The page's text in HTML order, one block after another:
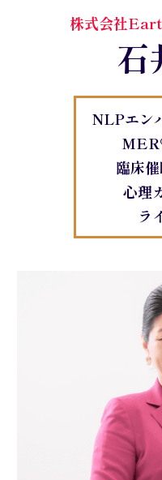
株式会社
石
NLPエン
臨床
心理
ラ